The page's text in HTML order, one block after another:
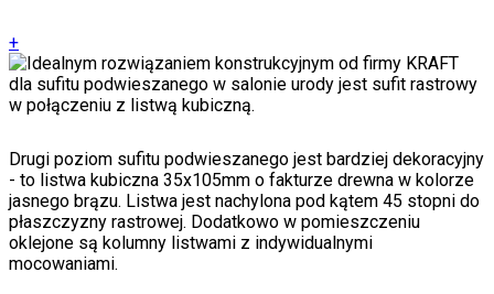
+
Drugi poziom sufitu podwieszanego jest bardziej dekoracyjny
- to listwa kubiczna 35x105mm o fakturze drewna w kolorze
jasnego brązu. Listwa jest nachylona pod kątem 45 stopni do
płaszczyzny rastrowej. Dodatkowo w pomieszczeniu
oklejone są kolumny listwami z indywidualnymi
mocowaniami.